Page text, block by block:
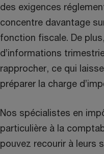
des exigences
concentre davantage
fonction fiscale. De
d’informations
rapprocher, ce qui
préparer la charge
Nos spécialistes en
particulière à la
pouvez recourir à leurs